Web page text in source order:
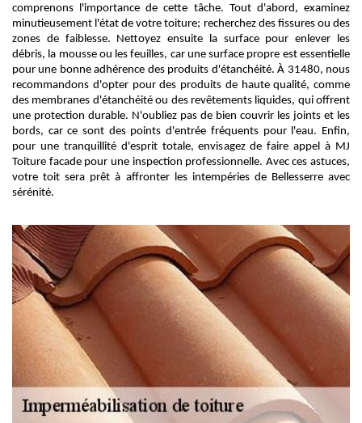
comprenons l'importance de cette tâche. Tout d'abord, examinez
minutieusement l'état de votre toiture; recherchez des fissures ou des
zones de faiblesse. Nettoyez ensuite la surface pour enlever les
débris, la mousse ou les feuilles, car une surface propre est essentielle
pour une bonne adhérence des produits d'étanchéité. À 31480, nous
recommandons d'opter pour des produits de haute qualité, comme
des membranes d'étanchéité ou des revêtements liquides, qui offrent
une protection durable. N'oubliez pas de bien couvrir les joints et les
bords, car ce sont des points d'entrée fréquents pour l'eau. Enfin,
pour une tranquillité d'esprit totale, envisagez de faire appel à MJ
Toiture facade pour une inspection professionnelle. Avec ces astuces,
votre toit sera prêt à affronter les intempéries de Bellesserre avec
sérénité.